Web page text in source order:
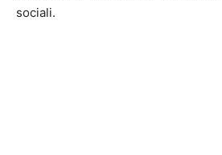
sociali.